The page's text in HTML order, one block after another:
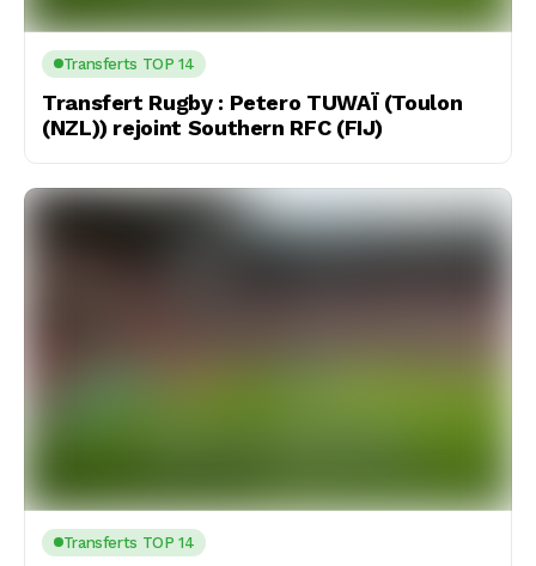
Transferts TOP 14
Transfert Rugby : Petero TUWAÏ (Toulon
(NZL)) rejoint Southern RFC (FIJ)
Transferts TOP 14